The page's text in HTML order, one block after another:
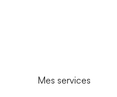
Mes services